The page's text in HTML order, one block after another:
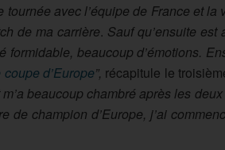
avec l’équipe de France et la
de ma carrière. Sauf qu’ensuite
beaucoup d’émotions.
d’Europe”, récapitule le
m’a beaucoup chambré après les
de champion d’Europe, j’ai